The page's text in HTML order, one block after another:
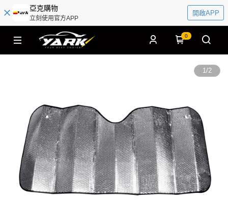
亞克購物
立刻使用官方APP
開啟APP
0
1/2